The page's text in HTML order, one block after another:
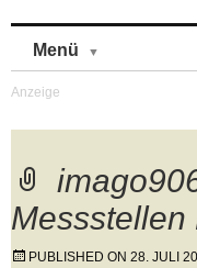
Menü
PUBLISHED ON 28. JULI